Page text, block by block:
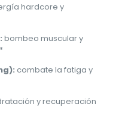
hardcore y
bombeo muscular y
combate la fatiga y
y recuperación